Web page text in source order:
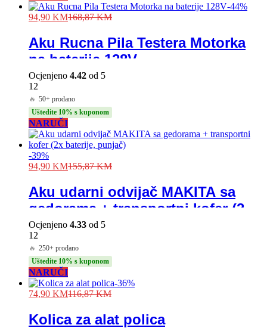
-44%
94,90 KM168,87KM
Aku Rucna Pila Testera Motorka
na baterije 128V
Ocjenjeno 4.42 od 5
12
🔥 50+ prodano
Uštedite 10% s kuponom
NARUČI
-39%
94,90 KM155,87KM
Aku udarni odvijač MAKITA sa
gedorama + transportni kofer (2x
baterije, punjač)
Ocjenjeno 4.33 od 5
12
🔥 250+ prodano
Uštedite 10% s kuponom
NARUČI
-36%
74,90 KM116,87KM
Kolica za alat polica